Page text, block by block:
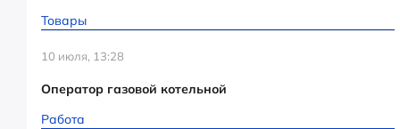
Товары
10 июля, 13:28
Оператор газовой котельной
Работа